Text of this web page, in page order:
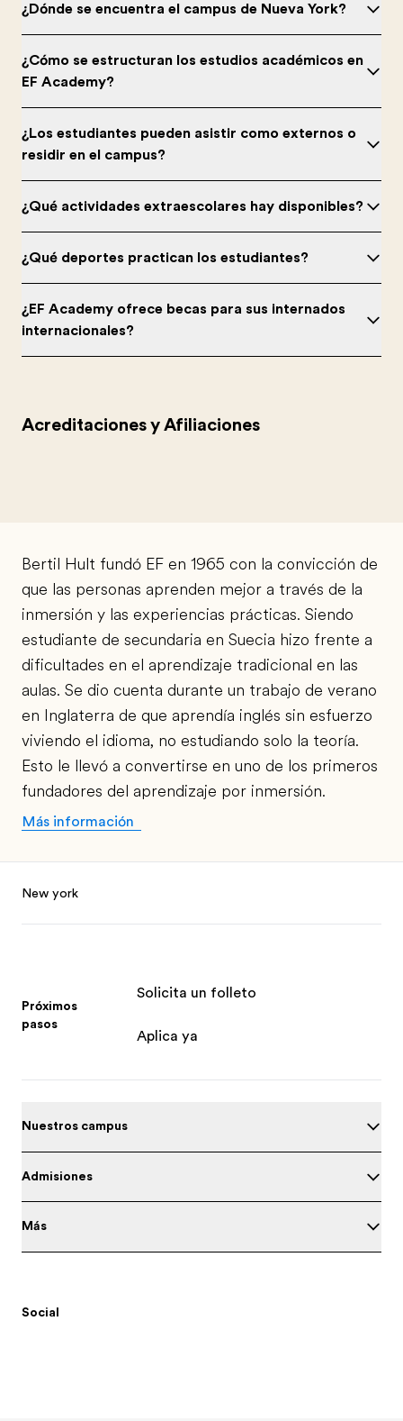
¿Dónde se encuentra el campus de Nueva York?
¿Cómo se estructuran los estudios académicos en
EF Academy?
¿Los estudiantes pueden asistir como externos o
residir en el campus?
¿Qué actividades extraescolares hay disponibles?
¿Qué deportes practican los estudiantes?
¿EF Academy ofrece becas para sus internados
internacionales?
Acreditaciones y Afiliaciones
Bertil Hult fundó EF en 1965 con la convicción de
que las personas aprenden mejor a través de la
inmersión y las experiencias prácticas. Siendo
estudiante de secundaria en Suecia hizo frente a
dificultades en el aprendizaje tradicional en las
aulas. Se dio cuenta durante un trabajo de verano
en Inglaterra de que aprendía inglés sin esfuerzo
viviendo el idioma, no estudiando solo la teoría.
Esto le llevó a convertirse en uno de los primeros
fundadores del aprendizaje por inmersión.
Más información
New york
Próximos
pasos
Solicita un folleto
Aplica ya
Nuestros campus
Admisiones
Más
Social